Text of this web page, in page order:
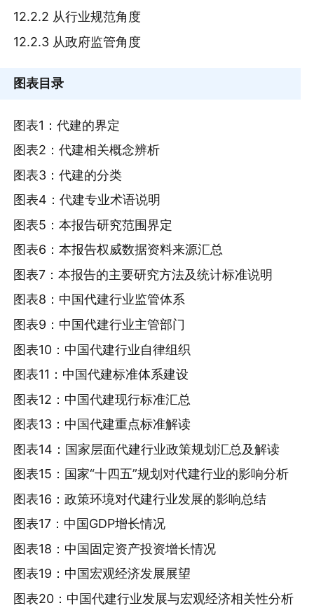
12.2.2 从行业规范角度
12.2.3 从政府监管角度
图表目录
图表1：代建的界定
图表2：代建相关概念辨析
图表3：代建的分类
图表4：代建专业术语说明
图表5：本报告研究范围界定
图表6：本报告权威数据资料来源汇总
图表7：本报告的主要研究方法及统计标准说明
图表8：中国代建行业监管体系
图表9：中国代建行业主管部门
图表10：中国代建行业自律组织
图表11：中国代建标准体系建设
图表12：中国代建现行标准汇总
图表13：中国代建重点标准解读
图表14：国家层面代建行业政策规划汇总及解读
图表15：国家“十四五”规划对代建行业的影响分析
图表16：政策环境对代建行业发展的影响总结
图表17：中国GDP增长情况
图表18：中国固定资产投资增长情况
图表19：中国宏观经济发展展望
图表20：中国代建行业发展与宏观经济相关性分析